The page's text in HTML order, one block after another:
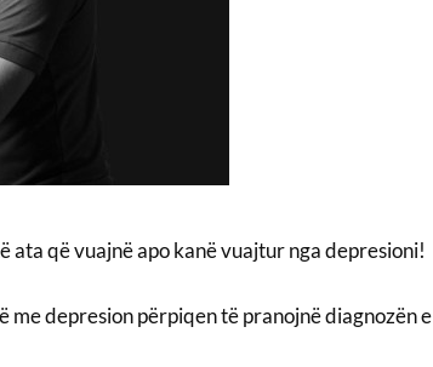
ata që vuajnë apo kanë vuajtur nga depresioni!
me depresion përpiqen të pranojnë diagnozën e